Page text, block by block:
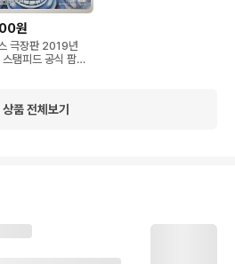
원
극장판 2019년
탬피드 공식 팜플
상품 전체보기